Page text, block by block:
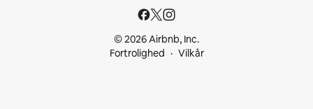
© 2026 Airbnb, Inc.
Fortrolighed
Vilkår